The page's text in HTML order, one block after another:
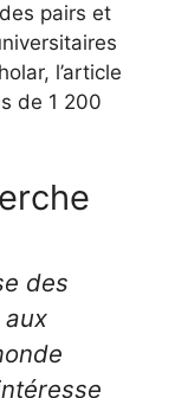
pairs et
l’article
de 1 200
des